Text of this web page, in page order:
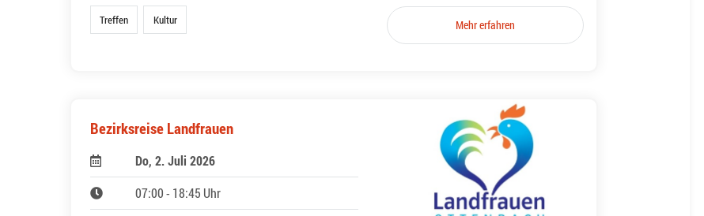
Treffen Kultur Mehr erfahren
Bezirksreise Landfrauen
Do, 2. Juli 2026
07:00 - 18:45 Uhr